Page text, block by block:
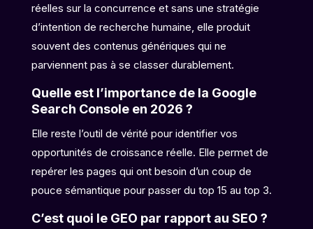
réelles sur la concurrence et sans une stratégie
d’intention de recherche humaine, elle produit
souvent des contenus génériques qui ne
parviennent pas à se classer durablement.
Quelle est l’importance de la Google
Search Console en 2026 ?
Elle reste l’outil de vérité pour identifier vos
opportunités de croissance réelle. Elle permet de
repérer les pages qui ont besoin d’un coup de
pouce sémantique pour passer du top 15 au top 3.
C’est quoi le GEO par rapport au SEO ?